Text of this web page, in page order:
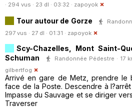
· 294 vus · 23 dl · 03:32 · zapoyok
Tour autour de Gorze
297 vus · 27 dl · 01:31 · zapoyok
Scy-Chazelles, Mont Saint-
Schuman
Randonnée Pédestre · 17
gilbertfog
Arrivé en gare de Metz, prendre le
face de la Poste. Descendre à
Impasse du Sauvage et se diriger
Traverser